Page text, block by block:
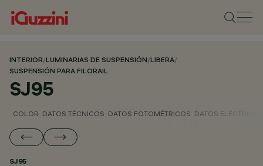
INTERIOR/LUMINARIAS DE SUSPENSIÓN/LIBERA/
SUSPENSIÓN PARA FILORAIL
SJ95
COLOR DATOS TÉCNICOS DATOS FOTOMÉTRICOS DATOS
SJ95